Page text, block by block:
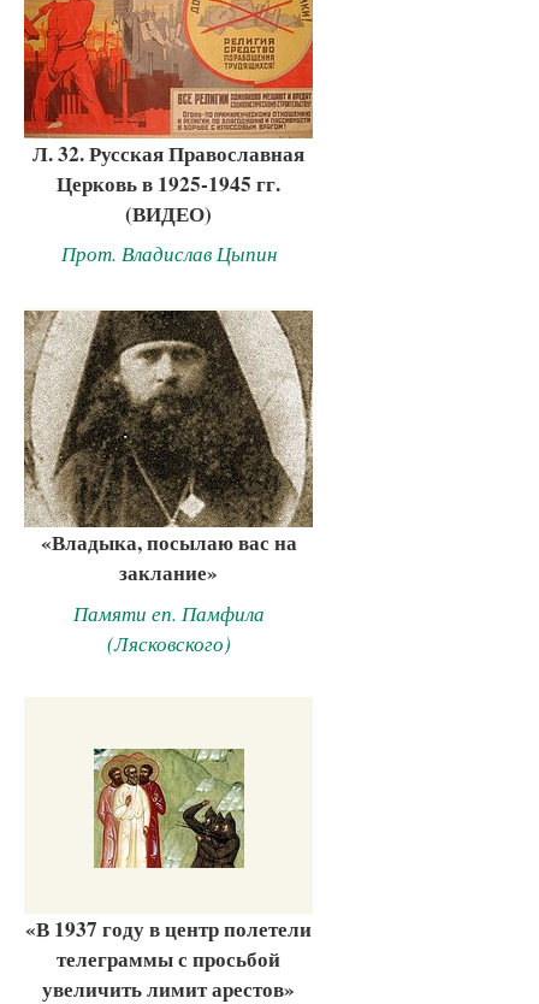
Л. 32. Русская Православная
Церковь в 1925-1945 гг.
(ВИДЕО)
Прот. Владислав Цыпин
«Владыка, посылаю вас на
заклание»
Памяти еп. Памфила
(Лясковского)
«В 1937 году в центр полетели
телеграммы с просьбой
увеличить лимит арестов»